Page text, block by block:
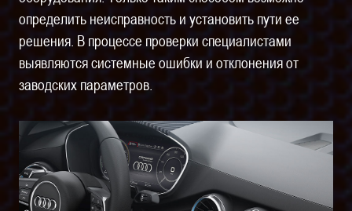
определить неисправность и установить пути ее
решения. В процессе проверки специалистами
выявляются системные ошибки и отклонения от
заводских параметров.